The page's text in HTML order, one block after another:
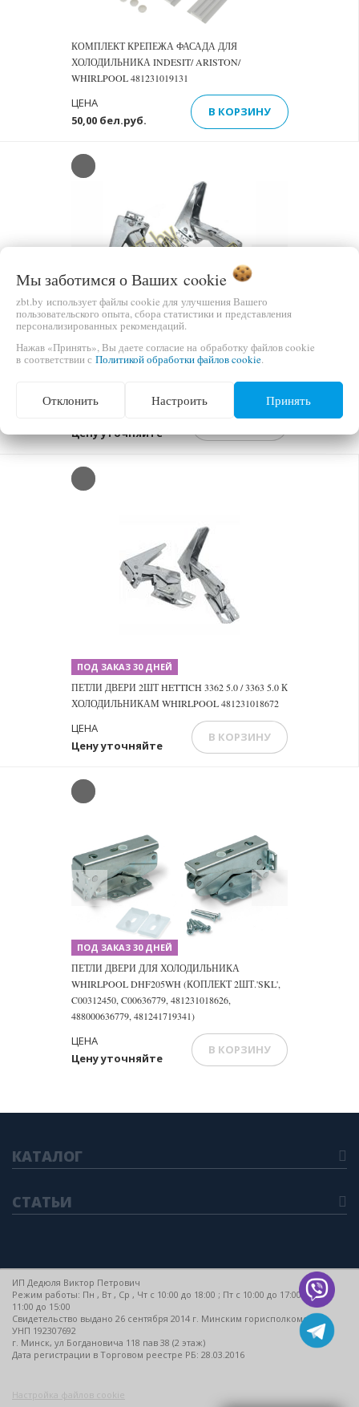
КОМПЛЕКТ КРЕПЕЖА ФАСАДА ДЛЯ
ХОЛОДИЛЬНИКА INDESIT/ ARISTON/
WHIRLPOOL 481231019131
50,00 бел.руб.
ЦЕНА
В КОРЗИНУ
ПОД ЗАКАЗ 30 ДНЕЙ
Цену уточняйте
ПОД ЗАКАЗ 30 ДНЕЙ
ПЕТЛИ ДВЕРИ 2ШТ HETTICH 3362 5.0 / 3363 5.0 К
ХОЛОДИЛЬНИКАМ WHIRLPOOL 481231018672
Цену уточняйте
ЦЕНА
В КОРЗИНУ
Previous Next
ПОД ЗАКАЗ 30 ДНЕЙ
ПЕТЛИ ДВЕРИ ДЛЯ ХОЛОДИЛЬНИКА
WHIRLPOOL DHF205WH (КОПЛЕКТ 2ШТ.'SKL',
C00312450, C00636779, 481231018626,
488000636779, 481241719341)
Цену уточняйте
ЦЕНА
В КОРЗИНУ
КАТАЛОГ
СТАТЬИ
ИП Дедюля Виктор Петрович
Режим работы: Пн , Вт , Ср , Чт c 10:00 до 18:00 ; Пт c 10:00 до 17:00 ; Сб c
11:00 до 15:00
Свидетельство выдано 26 сентября 2014 г. Минским горисполкомом
УНП 192307692
г. Минск, ул Богдановича 118 пав 38 (2 этаж)
Дата регистрации в Торговом реестре РБ: 28.03.2016
Настройка файлов cookie
Мы заботимся о Ваших cookie
zbt.by использует файлы cookie для улучшения Вашего
пользовательского опыта, сбора статистики и представления
персонализированных рекомендаций.
Нажав «Принять», Вы даете согласие на обработку файлов cookie
в соответствии с Политикой обработки файлов cookie.
Отклонить Настроить Принять